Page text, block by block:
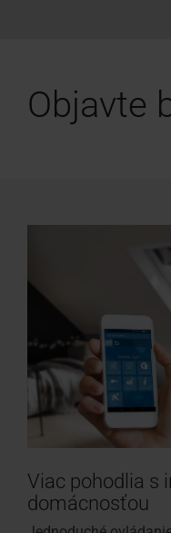
Objavte
Viac pohodlia s
domácnosťou